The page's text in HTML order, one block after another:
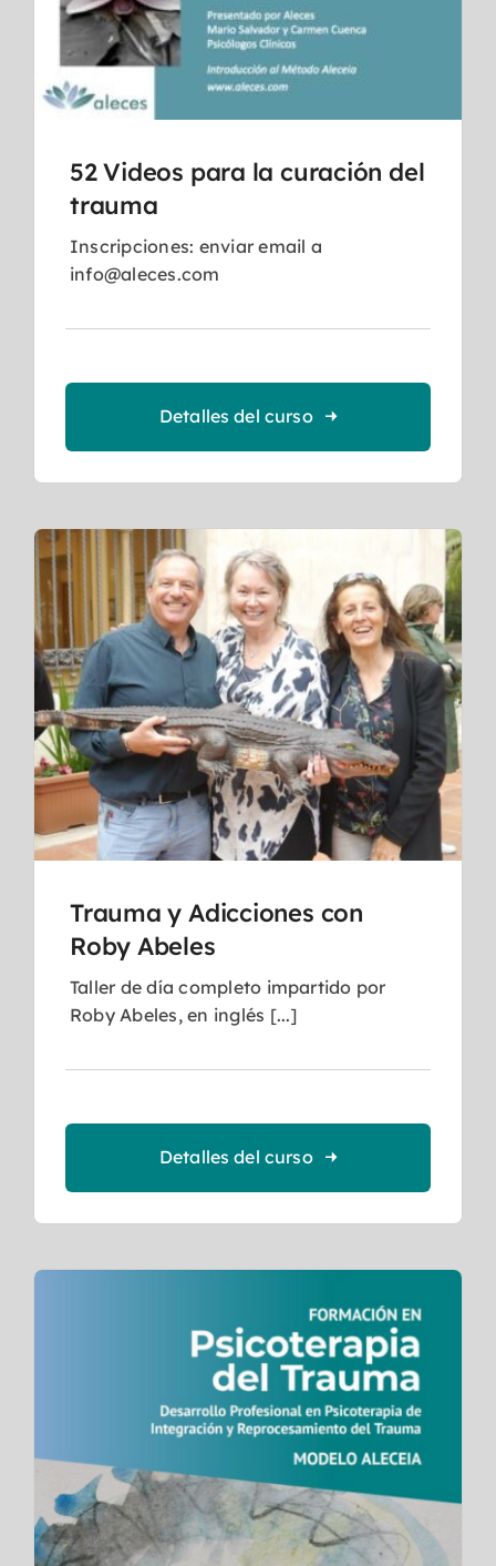
52 Videos para la curación del
trauma
Inscripciones: enviar email a
info@aleces.com
Detalles del curso
Trauma y Adicciones con
Roby Abeles
Taller de día completo impartido por
Roby Abeles, en inglés [...]
Detalles del curso